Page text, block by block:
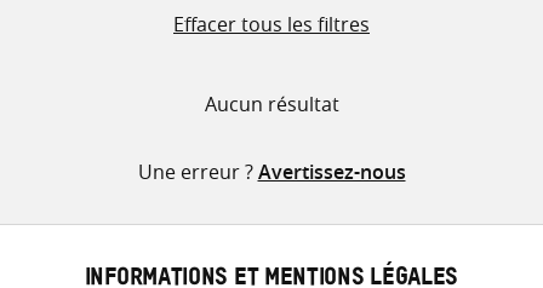
Effacer tous les filtres
Aucun résultat
Une erreur ?Avertissez-nous
INFORMATIONS ET MENTIONS LÉGALES